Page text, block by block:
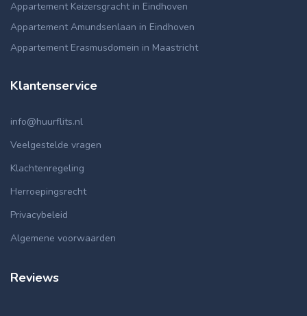
Appartement Keizersgracht in Eindhoven
Appartement Amundsenlaan in Eindhoven
Appartement Erasmusdomein in Maastricht
Klantenservice
info@huurflits.nl
Veelgestelde vragen
Klachtenregeling
Herroepingsrecht
Privacybeleid
Algemene voorwaarden
Reviews